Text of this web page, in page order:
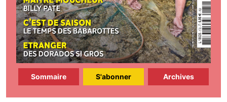
Sommaire S'abonner Archives